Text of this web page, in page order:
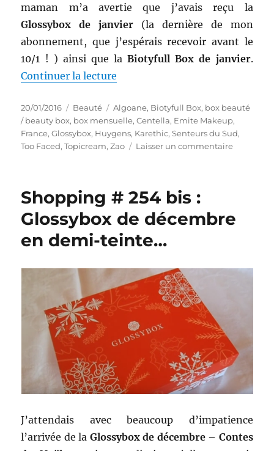
maman m’a avertie que j’avais reçu la
Glossybox de janvier (la dernière de mon
abonnement, que j’espérais recevoir avant le
10/1 ! ) ainsi que laBiotyfull Box de janvier.
Continuer la lecture
Publié
le
20/01/2016 Catégories
Beauté Étiquettes
Algoane, Biotyfull Box, box beauté
/ beauty box, box mensuelle,Centella, Emite Makeup,
France,Glossybox, Huygens, Karethic,Senteurs du Sud,
Too Faced,Topicream,Zao Laisser un commentairesur
Box
Shopping # 254 bis :
Glossybox de décembre
en demi-teinte…
J’attendais avec beaucoup d’impatience
l’arrivée de la Glossybox de décembre – Contes